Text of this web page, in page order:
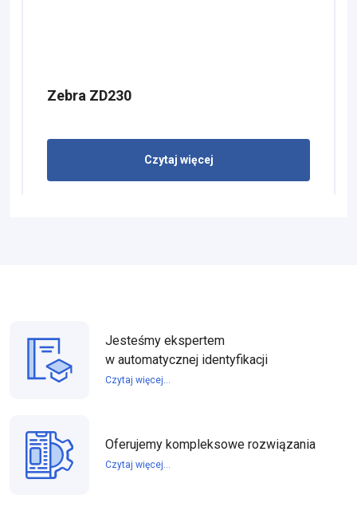
Zebra ZD230
Czytaj więcej
Jesteśmy ekspertem
w automatycznej identyfikacji
Czytaj więcej...
Oferujemy kompleksowe rozwiązania
Czytaj więcej...